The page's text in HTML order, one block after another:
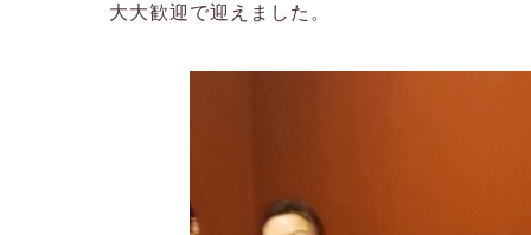
大大歓迎で迎えました。